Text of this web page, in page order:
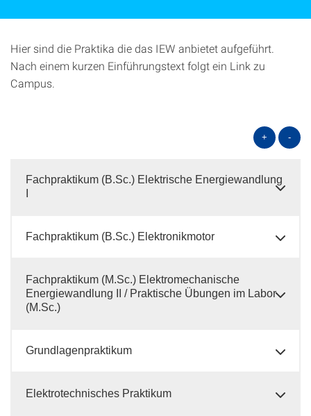
Hier sind die Praktika die das IEW anbietet aufgeführt.
Nach einem kurzen Einführungstext folgt ein Link zu
Campus.
+ -
Fachpraktikum (B.Sc.) Elektrische Energiewandlung
Fachpraktikum (B.Sc.) Elektronikmotor
Fachpraktikum (M.Sc.) Elektromechanische
Energiewandlung II / Praktische Übungen im Labor
(M.Sc.)
Grundlagenpraktikum
Elektrotechnisches Praktikum